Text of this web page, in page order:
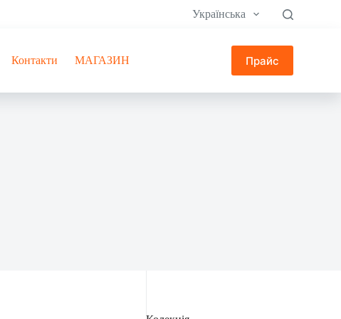
Українська
Контакти МАГАЗИН Прайс